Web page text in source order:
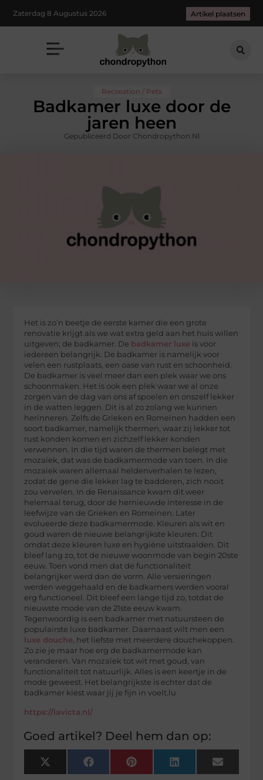
Zaterdag 8 Augustus 2026 Artikel plaatsen
Recreation / Pets
Badkamer luxe door de
jaren heen
Gepubliceerd Door Chondropython.nl
Het is zo’n beetje de eerste kamer die een grote
renovatie krijgt als we wat extra geld aan het huis willen
uitgeven; de badkamer. De badkamer luxe is voor
iedereen belangrijk. De badkamer is namelijk voor
velen een rustplaats, een oase van rust en schoonheid.
De badkamer is veel meer dan een plek waar we ons
schoonmaken. Het is ook een plek waar we al onze
zorgen van de dag van ons af spoelen en onszelf lekker
in de watten leggen. Dit is al zo zolang we kunnen
herinneren. Zelfs de Grieken en Romeinen hadden een
soort badkamer, namelijk thermen, waar zij lekker tot
rust konden komen en zichzelf lekker konden
verwennen. In die tijd waren de thermen belegt met
mozaïek, dat was de badkamermode van toen. In die
mozaïek waren allemaal heldenverhalen te lezen,
zodat de gene die lekker lag te badderen, zich nooit
zou vervelen. In de Renaissance kwam dit weer
helemaal terug, door de hernieuwde interesse in de
leefwijze van de Grieken en Romeinen. Later
evolueerde deze badkamermode. Kleuren als wit en
goud waren de nieuwe belangrijkste kleuren. Dit
omdat deze kleuren luxe en hygiëne uitstraalden. Dit
bleef lang zo, tot de nieuwe woonmode van begin 20ste
eeuw. Toen vond men dat de functionaliteit
belangrijker werd dan de vorm. Alle versieringen
werden weggehaald en de badkamers werden vooral
erg functioneel. Dit bleef een lange tijd zo, totdat de
nieuwste mode van de 21ste eeuw kwam.
Tegenwoordig is een badkamer met natuursteen de
populairste luxe badkamer. Daarnaast wilt men een
luxe douche , het liefste met meerdere douchekoppen.
Zo zie je maar hoe erg de badkamermode kan
veranderen. Van mozaïek tot wit met goud, van
functionaliteit tot natuurlijk. Alles is een keertje in de
mode geweest. Het belangrijkste is echter dat de
badkamer kiest waar jij je fijn in voelt.lu
https://lavicta.nl/
Goed artikel? Deel hem dan op:
X
(Twitter)
FacebookPinterest LinkedIn Email